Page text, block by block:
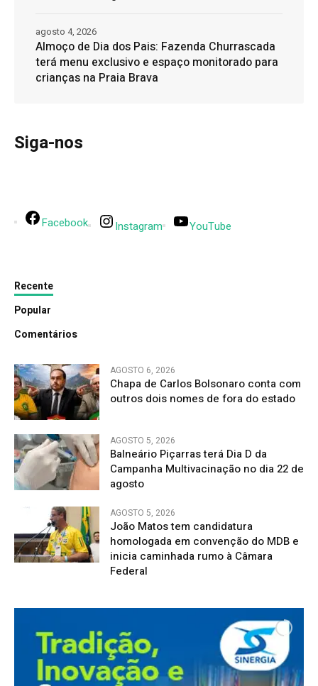
Almoço de Dia dos Pais: Fazenda Churrascada
terá menu exclusivo e espaço monitorado para
crianças na Praia Brava
agosto 4, 2026
Siga-nos
Facebook Instagram YouTube
Recente
Popular
Comentários
AGOSTO 6, 2026
Chapa de Carlos Bolsonaro conta com
outros dois nomes de fora do estado
AGOSTO 5, 2026
Balneário Piçarras terá Dia D da
Campanha Multivacinação no dia 22 de
agosto
AGOSTO 5, 2026
João Matos tem candidatura
homologada em convenção do MDB e
inicia caminhada rumo à Câmara
Federal